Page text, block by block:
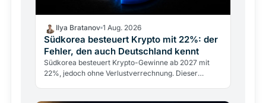
Ilya Bratanov 1 Aug. 2026
Südkorea besteuert Krypto mit 22%: der
Fehler, den auch Deutschland kennt
Südkorea besteuert Krypto-Gewinne ab 2027 mit
22%, jedoch ohne Verlustverrechnung. Dieser